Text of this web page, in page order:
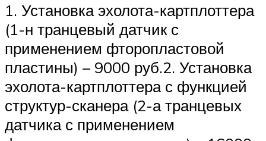
1. Установка эхолота-картплоттера
(1-н транцевый датчик с
применением фторопластовой
пластины) – 9000 руб.2. Установка
эхолота-картплоттера с функцией
структур-сканера (2-а транцевых
датчика с применением